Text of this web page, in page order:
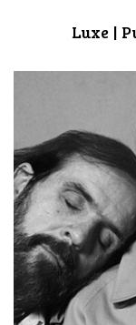
Luxe |